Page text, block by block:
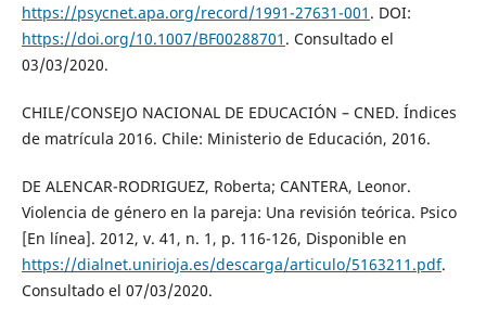
https://psycnet.apa.org/record/1991-27631-001 . DOI:
https://doi.org/10.1007/BF00288701 . Consultado el
03/03/2020.
CHILE/CONSEJO NACIONAL DE EDUCACIÓN – CNED. Índices
de matrícula 2016. Chile: Ministerio de Educación, 2016.
DE ALENCAR-RODRIGUEZ, Roberta; CANTERA, Leonor.
Violencia de género en la pareja: Una revisión teórica. Psico
[En línea]. 2012, v. 41, n. 1, p. 116-126, Disponible en
https://dialnet.unirioja.es/descarga/articulo/5163211.pdf.
Consultado el 07/03/2020.